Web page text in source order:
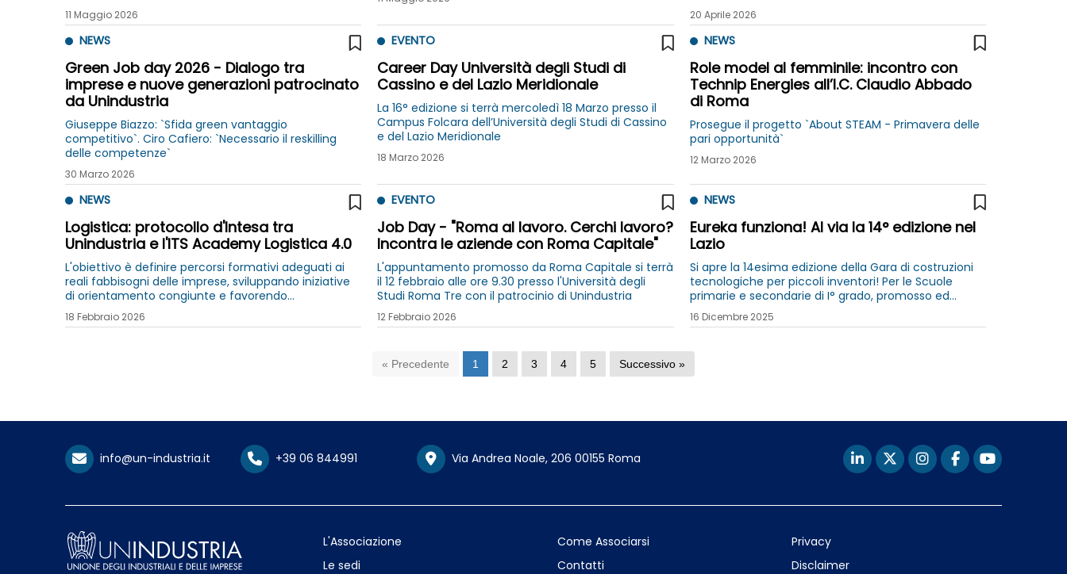
11 Maggio 2026
Roma
20 Aprile 2026
NEWS
Green Job day 2026 - Dialogo tra
imprese e nuove generazioni patrocinato
da Unindustria
Giuseppe Biazzo: `Sfida green vantaggio
competitivo`. Ciro Cafiero: `Necessario il reskilling
delle competenze`
30 Marzo 2026
EVENTO
Career Day Università degli Studi di
Cassino e del Lazio Meridionale
La 16° edizione si terrà mercoledì 18 Marzo presso il
Campus Folcara dell’Università degli Studi di Cassino
e del Lazio Meridionale
18 Marzo 2026
NEWS
Role model al femminile: incontro con
Technip Energies all’I.C. Claudio Abbado
di Roma
Prosegue il progetto `About STEAM - Primavera delle
pari opportunità`
12 Marzo 2026
NEWS
Logistica: protocollo d'Intesa tra
Unindustria e l'ITS Academy Logistica 4.0
L'obiettivo è definire percorsi formativi adeguati ai
reali fabbisogni delle imprese, sviluppando iniziative
di orientamento congiunte e favorendo
l'inserimento qualificato dei giovani talenti nel
settore
18 Febbraio 2026
EVENTO
Job Day - "Roma al lavoro. Cerchi lavoro?
Incontra le aziende con Roma Capitale"
L'appuntamento promosso da Roma Capitale si terrà
il 12 febbraio alle ore 9.30 presso l'Università degli
Studi Roma Tre con il patrocinio di Unindustria
12 Febbraio 2026
NEWS
Eureka funziona! Al via la 14° edizione nel
Lazio
Si apre la 14esima edizione della Gara di costruzioni
tecnologiche per piccoli inventori! Per le Scuole
primarie e secondarie di I° grado, promosso ed
organizzato da Unindustria nel Lazio
16 Dicembre 2025
« Precedente 1 2 3 4 5 Successivo »
info@un-industria.it +39 06 844991 Via Andrea Noale, 206 00155 Roma
L'Associazione
Le sedi
Come Associarsi
Contatti
Privacy
Disclaimer